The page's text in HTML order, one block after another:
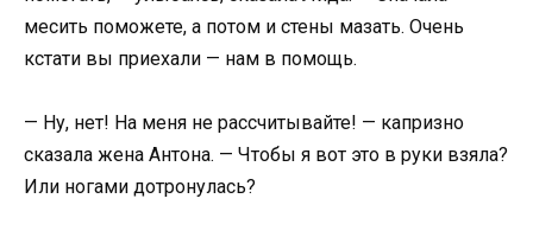
месить поможете, а потом и стены мазать. Очень
кстати вы приехали — нам в помощь.
— Ну, нет! На меня не рассчитывайте! — капризно
сказала жена Антона. — Чтобы я вот это в руки взяла?
Или ногами дотронулась?